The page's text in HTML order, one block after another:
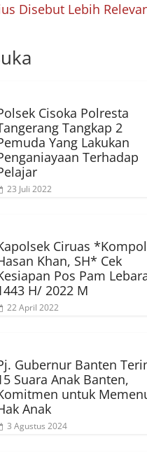
Disebut Lebih
Cisoka Polresta
Tangkap 2
Yang Lakukan
Terhadap
23 Juli 2022
Ciruas *Kompol
Khan, SH* Cek
Pos Pam
H/ 2022 M
22 April 2022
Gubernur Banten
Suara Anak Banten,
untuk
Anak
3 Agustus 2024